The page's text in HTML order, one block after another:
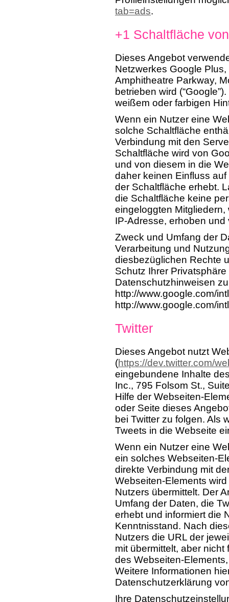
tab=ads.
+1 Schaltfläche
Dieses Angebot
Netzwerkes Google
Amphitheatre Parkway,
betrieben wird
weißem oder farbigen
Wenn ein Nutzer eine
solche Schaltfläche
Verbindung mit den
Schaltfläche wird von
und von diesem in die
daher keinen Einfluss
der Schaltfläche erhebt.
die Schaltfläche keine
eingeloggten
IP-Adresse, erhoben und
Zweck und Umfang der
Verarbeitung und
diesbezüglichen Rechte
Schutz Ihrer
Datenschutzhinweisen
http://www.google.com/
http://www.google.com/
Twitter
Dieses Angebot nutzt
(https://dev.twitter.com/
eingebundene Inhalte
Inc., 795 Folsom St.,
Hilfe der Webseiten-
oder Seite dieses
bei Twitter zu folgen. Als
Tweets in die Webseite
Wenn ein Nutzer eine
ein solches Webseiten-
direkte Verbindung mit
Webseiten-Elements
Nutzers übermittelt. Der
Umfang der Daten, die
erhebt und informiert die
Kenntnisstand. Nach
Nutzers die URL der
mit übermittelt, aber
des Webseiten-
Weitere Informationen
Datenschutzerklärung
Ihre